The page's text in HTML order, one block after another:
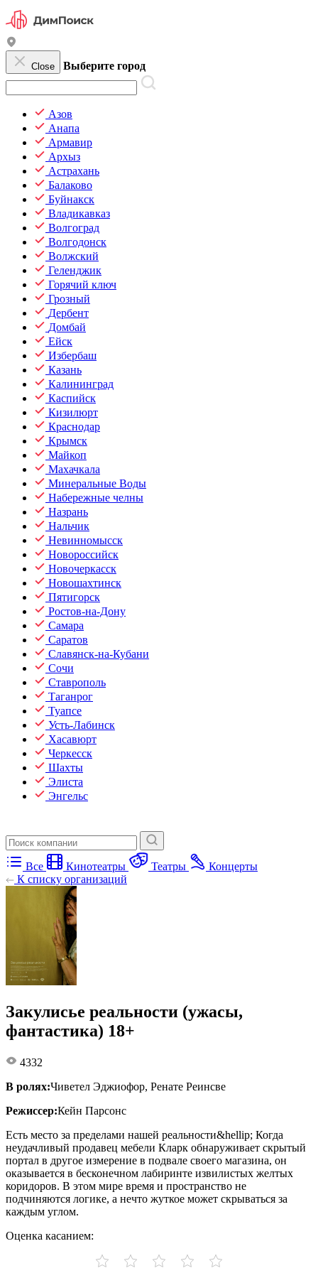
Close Выберите город
Азов
Анапа
Армавир
Архыз
Астрахань
Балаково
Буйнакск
Владикавказ
Волгоград
Волгодонск
Волжский
Геленджик
Горячий ключ
Грозный
Дербент
Домбай
Ейск
Избербаш
Казань
Калининград
Каспийск
Кизилюрт
Краснодар
Крымск
Майкоп
Махачкала
Минеральные Воды
Набережные челны
Назрань
Нальчик
Невинномысск
Новороссийск
Новочеркасск
Новошахтинск
Пятигорск
Ростов-на-Дону
Самара
Саратов
Славянск-на-Кубани
Сочи
Ставрополь
Таганрог
Туапсе
Усть-Лабинск
Хасавюрт
Черкесск
Шахты
Элиста
Энгельс
Все Кинотеатры Театры
Концерты
К списку организаций
Закулисье реальности (ужасы,
фантастика) 18+
4332
В ролях:Чиветел Эджиофор, Ренате Реинсве
Режиссер:Кейн Парсонс
Есть место за пределами нашей реальности&hellip; Когда
неудачливый продавец мебели Кларк обнаруживает скрытый
портал в другое измерение в подвале своего магазина, он
оказывается в бесконечном лабиринте извилистых желтых
коридоров. В этом мире время и пространство не
подчиняются логике, а нечто жуткое может скрываться за
каждым углом.
Оценка касанием: